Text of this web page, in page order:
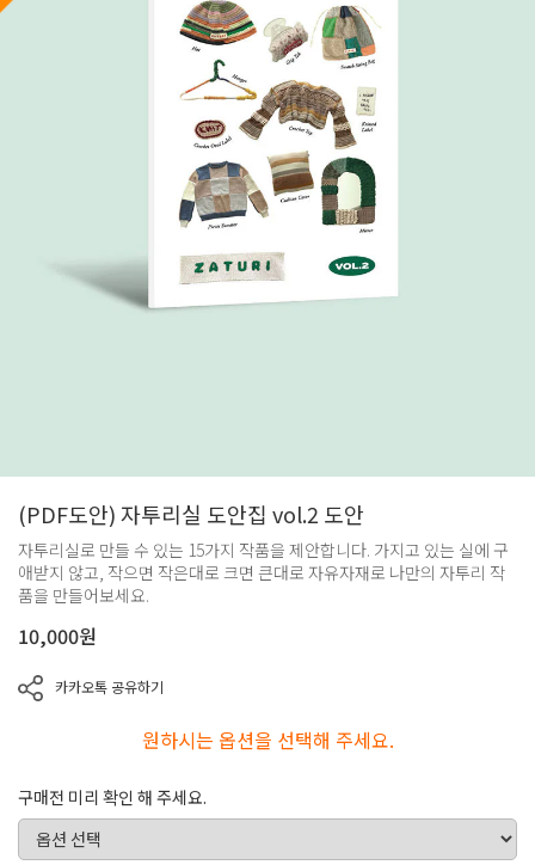
(PDF도안) 자투리실 도안집 vol.2 도안
자투리실로 만들 수 있는 15가지 작품을 제안합니다. 가지고 있는 실에 구
애받지 않고, 작으면 작은대로 크면 큰대로 자유자재로 나만의 자투리 작
품을 만들어보세요.
10,000원
카카오톡 공유하기
원하시는 옵션을 선택해 주세요.
구매전 미리 확인 해 주세요.